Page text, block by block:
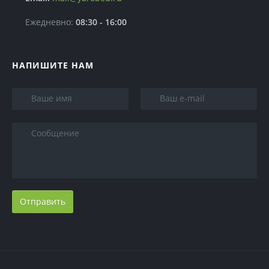
Организация выездного банкета
Ежедневно: 08:30 - 16:00
НАПИШИТЕ НАМ
Отправить